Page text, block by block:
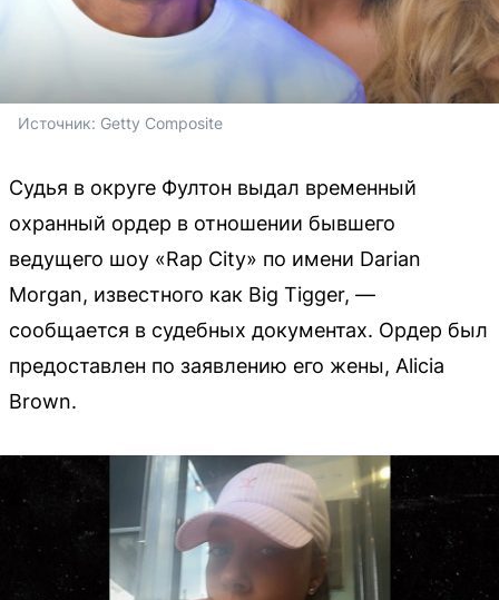
Источник: Getty Composite
Судья в округе Фултон выдал временный
охранный ордер в отношении бывшего
ведущего шоу «Rap City» по имени Darian
Morgan, известного как Big Tigger, —
сообщается в судебных документах. Ордер был
предоставлен по заявлению его жены, Alicia
Brown.